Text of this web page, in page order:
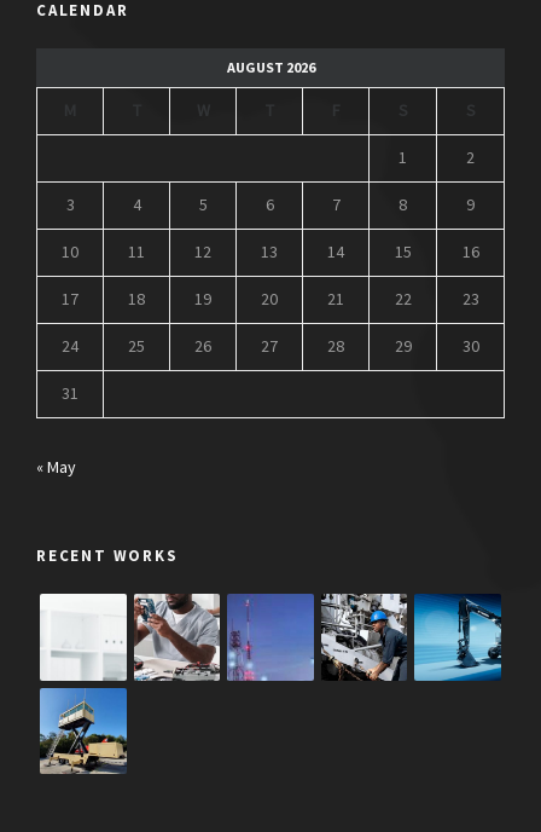
CALENDAR
AUGUST 2026
W
1 2
3 4 5 6 7 8 9
10 11 12 13 14 15 16
17 18 19 20 21 22 23
24 25 26 27 28 29 30
31
« May
RECENT WORKS